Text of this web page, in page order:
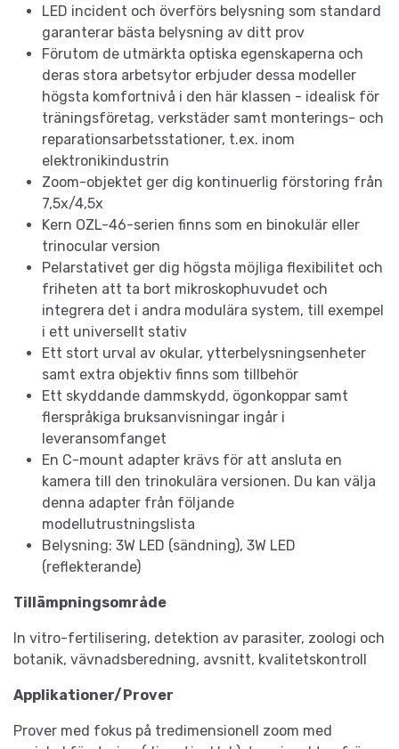
LED incident och överförs belysning som standard
garanterar bästa belysning av ditt prov
Förutom de utmärkta optiska egenskaperna och
deras stora arbetsytor erbjuder dessa modeller
högsta komfortnivå i den här klassen - idealisk för
träningsföretag, verkstäder samt monterings- och
reparationsarbetsstationer, t.ex. inom
elektronikindustrin
Zoom-objektet ger dig kontinuerlig förstoring från
7,5x/4,5x
Kern OZL-46-serien finns som en binokulär eller
trinocular version
Pelarstativet ger dig högsta möjliga flexibilitet och
friheten att ta bort mikroskophuvudet och
integrera det i andra modulära system, till exempel
i ett universellt stativ
Ett stort urval av okular, ytterbelysningsenheter
samt extra objektiv finns som tillbehör
Ett skyddande dammskydd, ögonkoppar samt
flerspråkiga bruksanvisningar ingår i
leveransomfanget
En C-mount adapter krävs för att ansluta en
kamera till den trinokulära versionen. Du kan välja
denna adapter från följande
modellutrustningslista
Belysning: 3W LED (sändning), 3W LED
(reflekterande)
Tillämpningsområde
In vitro-fertilisering, detektion av parasiter, zoologi och
botanik, vävnadsberedning, avsnitt, kvalitetskontroll
Applikationer/Prover
Prover med fokus på tredimensionell zoom med